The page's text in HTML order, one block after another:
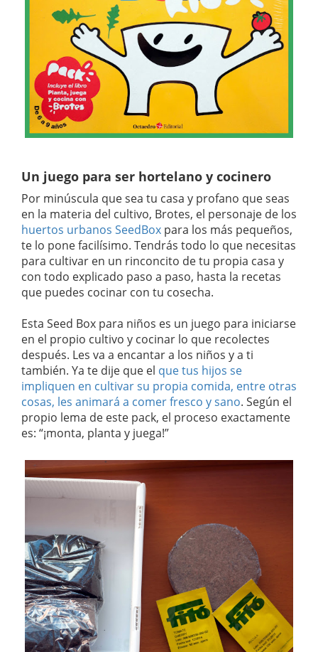
Un juego para ser hortelano y cocinero
Por minúscula que sea tu casa y profano que seas
en la materia del cultivo, Brotes, el personaje de los
huertos urbanos SeedBox para los más pequeños,
te lo pone facilísimo. Tendrás todo lo que necesitas
para cultivar en un rinconcito de tu propia casa y
con todo explicado paso a paso, hasta la recetas
que puedes cocinar con tu cosecha.
Esta Seed Box para niños es un juego para iniciarse
en el propio cultivo y cocinar lo que recolectes
después. Les va a encantar a los niños y a ti
también. Ya te dije que el que tus hijos se
impliquen en cultivar su propia comida, entre otras
cosas, les animará a comer fresco y sano. Según el
propio lema de este pack, el proceso exactamente
es: “¡monta, planta y juega!”